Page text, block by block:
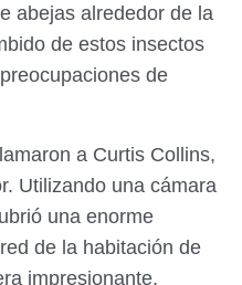
abejas alrededor de la
de estos insectos
de
a Curtis Collins,
Utilizando una cámara
una enorme
de la habitación de
impresionante,